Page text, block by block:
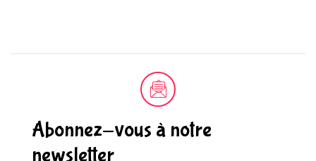
Abonnez-vous à notre
newsletter